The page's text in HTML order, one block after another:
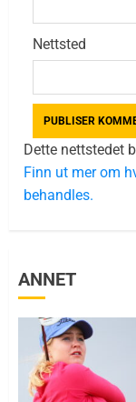
Nettsted
Dette nettstedet
Finn ut mer om
behandles.
ANNET